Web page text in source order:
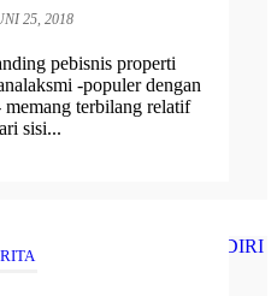
25, 2018
pebisnis properti
-populer dengan
terbilang relatif
sisi...